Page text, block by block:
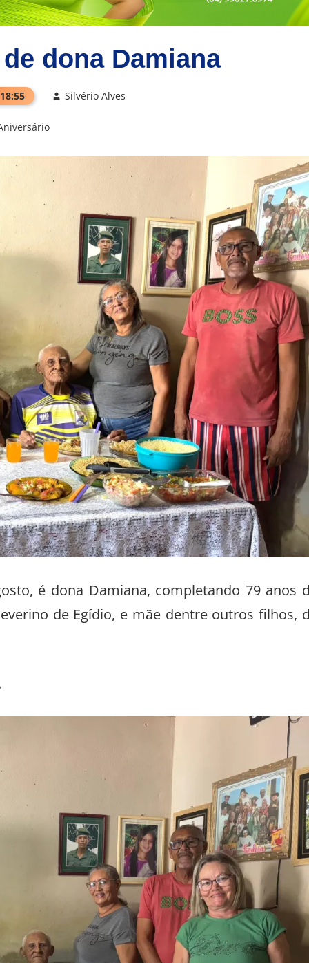
dona Damiana
é dona Damiana, completando 79 anos
de Egídio, e mãe dentre outros filhos,